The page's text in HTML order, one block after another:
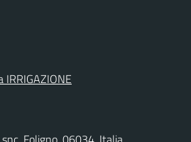
IRRIGAZIONE